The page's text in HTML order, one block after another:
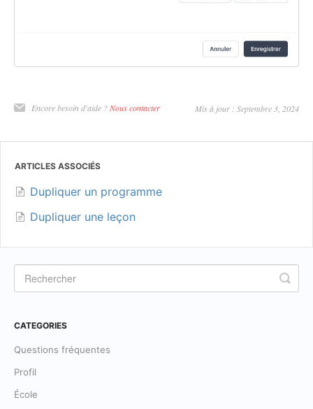
Encore besoin d'aide ?Nous contacter Mis à jour : Septembre 3, 2024
ARTICLES ASSOCIÉS
Dupliquer un programme
Dupliquer une leçon
CATEGORIES
Questions fréquentes
Profil
École